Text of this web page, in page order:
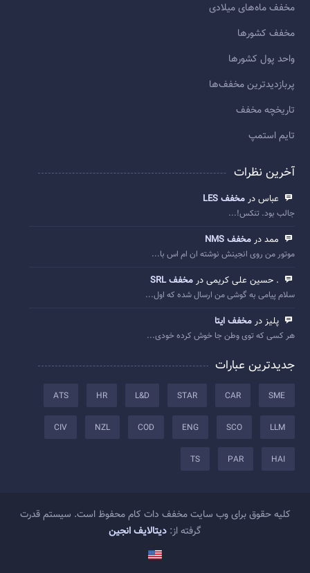
مخفف ماه‌های میلادی
مخفف کشورها
واحد پول کشورها
پربازديدترين مخفف‌ها
تاريخچه مخفف
تایم استمپ
آخرین نظرات
عباس در مخفف LES
جالب بود. تنکس!...
ممد در مخفف NMS
موتور من روی انجینش نوشته ان ام اس با...
. حسین علی کریمی در مخفف SRL
سلام پیامی به گوشی من ارسال شده که اول...
پلیز در مخفف ایتا
هر کسی که توی وطن جا خوش کرده خودی...
جدیدترین عبارات
SME
CAR
STAR
L&D
HR
ATS
LLM
SCO
ENG
COD
NZL
CIV
HAI
PAR
TS
کلیه حقوق برای وب سایت مخفف دات کام محفوظ است. سیستم قدرت
گرفته از: دیتالایف انجین